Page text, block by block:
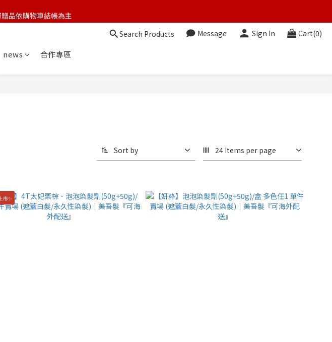
送9折券 💰
品依購物車結帳為主
Search Products Message Sign In Cart(0)
news 合作專區
Sort by 24 Items per page
市✨